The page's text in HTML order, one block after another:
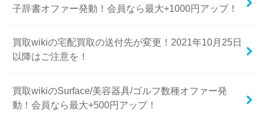
子辞書オファー発動！会員なら最大+1000円アップ！
買取wikiの宅配買取の送付先が変更！2021年10月25日
以降はご注意を！
買取wikiのSurface/美容器具/ゴルフ数種オファー発
動！会員なら最大+500円アップ！